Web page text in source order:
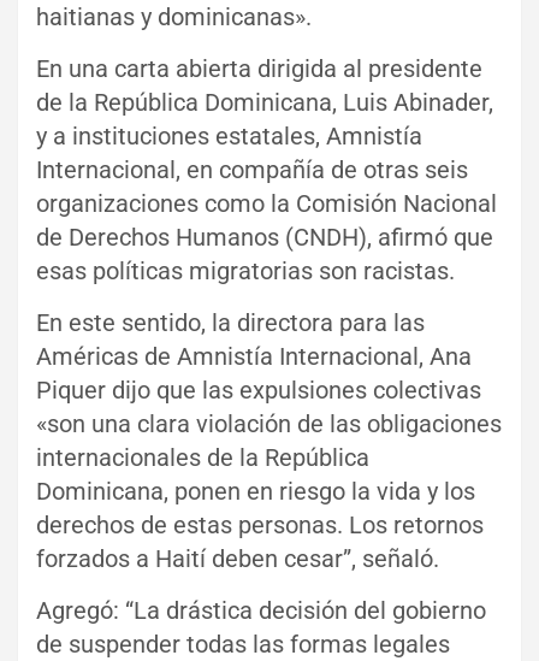
haitianas y dominicanas».
En una carta abierta dirigida al presidente
de la República Dominicana, Luis Abinader,
y a instituciones estatales, Amnistía
Internacional, en compañía de otras seis
organizaciones como la Comisión Nacional
de Derechos Humanos (CNDH), afirmó que
esas políticas migratorias son racistas.
En este sentido, la directora para las
Américas de Amnistía Internacional, Ana
Piquer dijo que las expulsiones colectivas
«son una clara violación de las obligaciones
internacionales de la República
Dominicana, ponen en riesgo la vida y los
derechos de estas personas. Los retornos
forzados a Haití deben cesar”, señaló.
Agregó: “La drástica decisión del gobierno
de suspender todas las formas legales